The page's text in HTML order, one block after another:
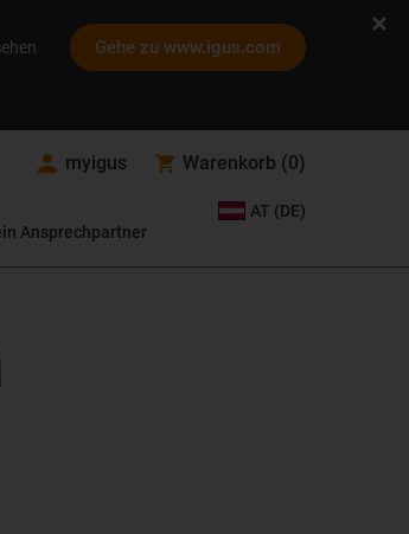
Gehe zu www.igus.com
myigus Warenkorb (0)
Ansprechpartner
AT (DE)